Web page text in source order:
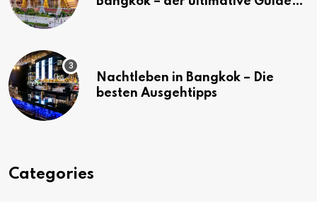
Nachtleben in Bangkok – Die
besten Ausgehtipps
Categories